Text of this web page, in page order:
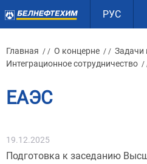
РУС
Главная / / О концерне / / Задачи
Интеграционное сотрудничество /
ЕАЭС
19.12.2025
Подготовка к заседанию